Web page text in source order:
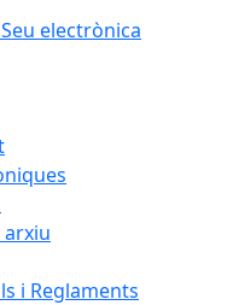
electrònica
i Reglaments